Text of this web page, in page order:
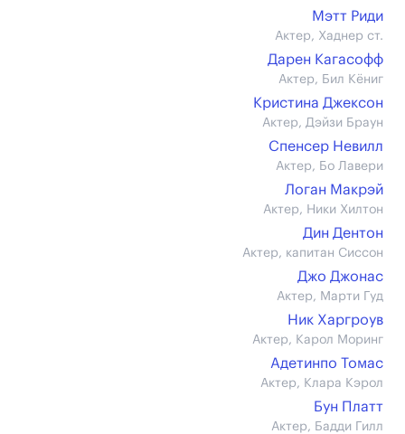
Мэтт Риди
Актер, Хаднер ст.
Дарен Кагасофф
Актер, Бил Кёниг
Кристина Джексон
Актер, Дэйзи Браун
Спенсер Невилл
Актер, Бо Лавери
Логан Макрэй
Актер, Ники Хилтон
Дин Дентон
Актер, капитан Сиссон
Джо Джонас
Актер, Марти Гуд
Ник Харгроув
Актер, Карол Моринг
Адетинпо Томас
Актер, Клара Кэрол
Бун Платт
Актер, Бадди Гилл